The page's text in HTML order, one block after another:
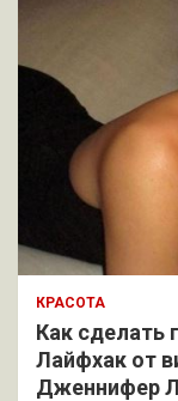
КРАСОТА
Как сделать
Лайфхак от
Дженнифер